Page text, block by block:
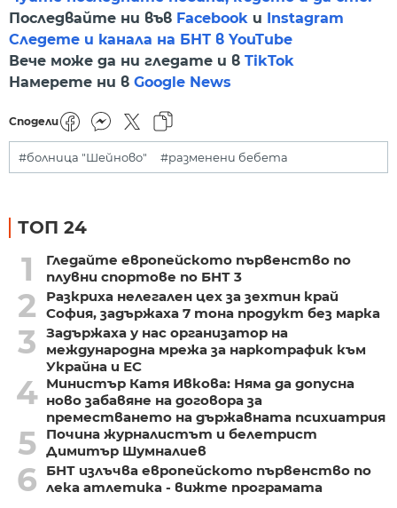
Последвайте ни във Facebook и Instagram
Следете и канала на БНТ в YouTube
Вече може да ни гледате и в TikTok
Намерете ни в Google News
Сподели
#болница "Шейново" #разменени бебета
ТОП 24
1
Гледайте европейското първенство по
плувни спортове по БНТ 3
2
Разкриха нелегален цех за зехтин край
София, задържаха 7 тона продукт без марка
3
Задържаха у нас организатор на
международна мрежа за наркотрафик към
Украйна и ЕС
4 Министър Катя Ивкова: Няма да допусна
ново забавяне на договора за
преместването на държавната психиатрия
5
Почина журналистът и белетрист
Димитър Шумналиев
6
БНТ излъчва европейското първенство по
лека атлетика - вижте програмата